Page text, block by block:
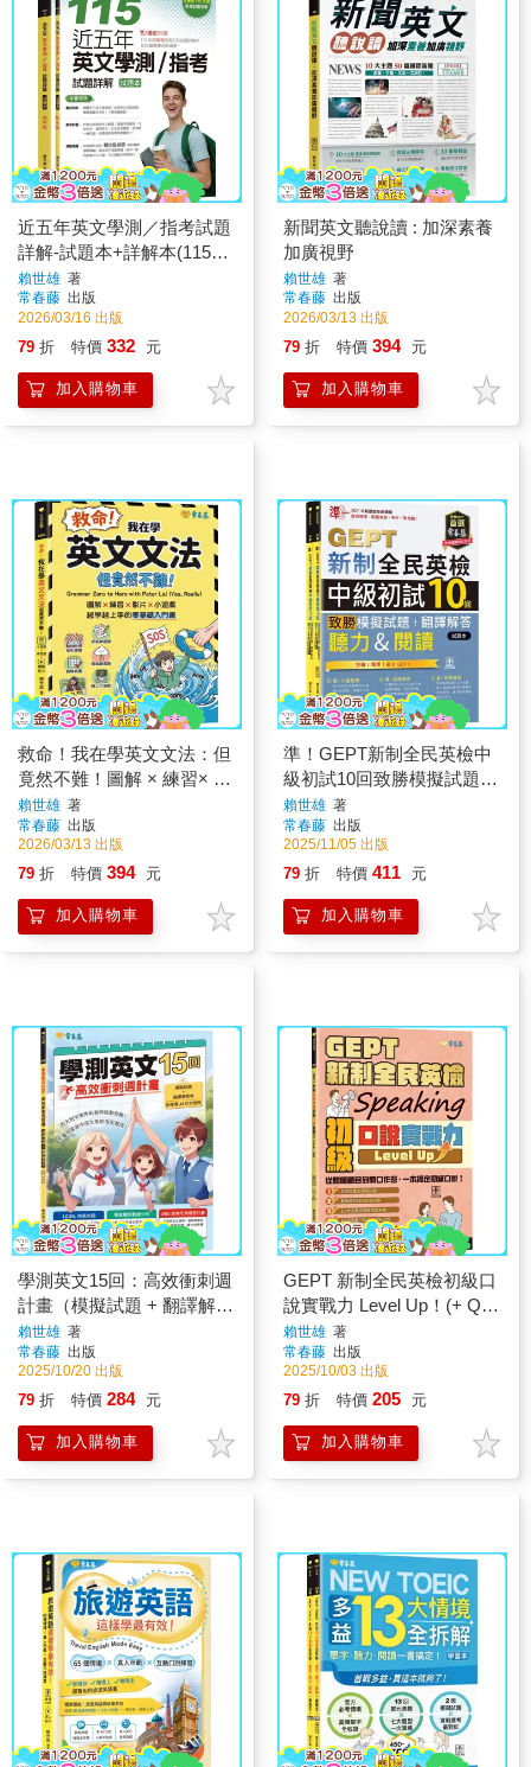
近五年英文學測／指考試題
詳解-試題本+詳解本(115年
版)
賴世雄 著
常春藤 出版
2026/03/16 出版
79 折 特價 332 元
加入購物車
新聞英文聽說讀 : 加深素養
加廣視野
賴世雄 著
常春藤 出版
2026/03/13 出版
79 折 特價 394 元
加入購物車
救命！我在學英文文法：但
竟然不難！圖解 × 練習× 影
片× 小遊戲，越學越上手的
零基礎入門書
賴世雄 著
常春藤 出版
2026/03/13 出版
79 折 特價 394 元
加入購物車
準！GEPT新制全民英檢中
級初試10回致勝模擬試題
+翻譯解答本(聽力&閱讀)-試
題本+翻譯解答本+ QR
Code線上音檔
賴世雄 著
常春藤 出版
2025/11/05 出版
79 折 特價 411 元
加入購物車
學測英文15回：高效衝刺週
計畫（模擬試題 + 翻譯解答
本+ 附免費AI作文批改）
賴世雄 著
常春藤 出版
2025/10/20 出版
79 折 特價 284 元
加入購物車
GEPT 新制全民英檢初級口
說實戰力 Level Up！(+ QR
Code線上音檔)
賴世雄 著
常春藤 出版
2025/10/03 出版
79 折 特價 205 元
加入購物車